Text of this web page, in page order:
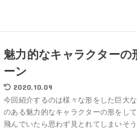
魅力的なキャラクターの
ーン
2020.10.09
今回紹介するのは様々な形をした巨大
のある魅力的なキャラクターの形をし
飛んでいたら思わず見とれてしまいそ